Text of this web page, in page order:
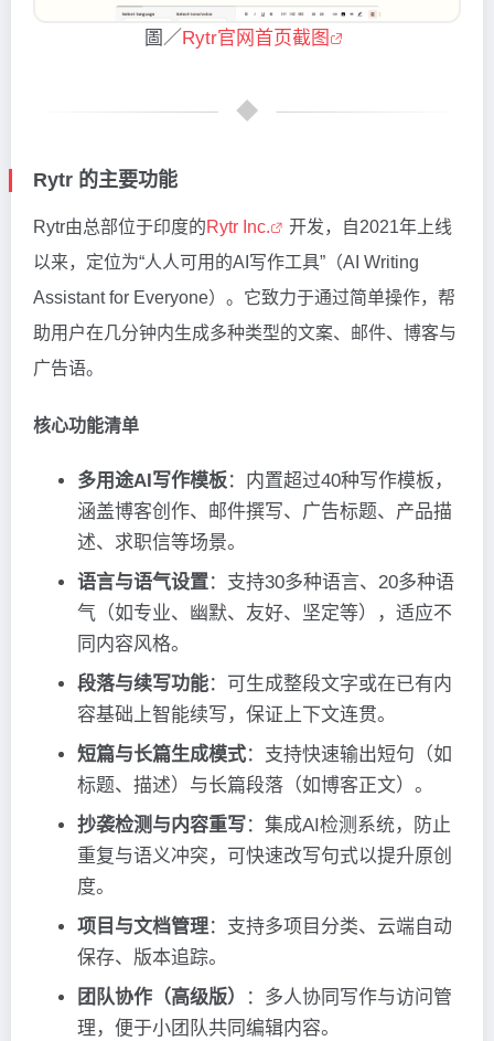
圖／Rytr官网首页截图
Rytr 的主要功能
Rytr由总部位于印度的Rytr Inc.
开发，自2021年上线
以来，定位为“人人可用的AI写作工具”（AI Writing
Assistant for Everyone）。它致力于通过简单操作，帮
助用户在几分钟内生成多种类型的文案、邮件、博客与
广告语。
核心功能清单
多用途AI写作模板：内置超过40种写作模板，
涵盖博客创作、邮件撰写、广告标题、产品描
述、求职信等场景。
语言与语气设置：支持30多种语言、20多种语
气（如专业、幽默、友好、坚定等），适应不
同内容风格。
段落与续写功能：可生成整段文字或在已有内
容基础上智能续写，保证上下文连贯。
短篇与长篇生成模式：支持快速输出短句（如
标题、描述）与长篇段落（如博客正文）。
抄袭检测与内容重写：集成AI检测系统，防止
重复与语义冲突，可快速改写句式以提升原创
度。
项目与文档管理：支持多项目分类、云端自动
保存、版本追踪。
团队协作（高级版）
：多人协同写作与访问管
理，便于小团队共同编辑内容。